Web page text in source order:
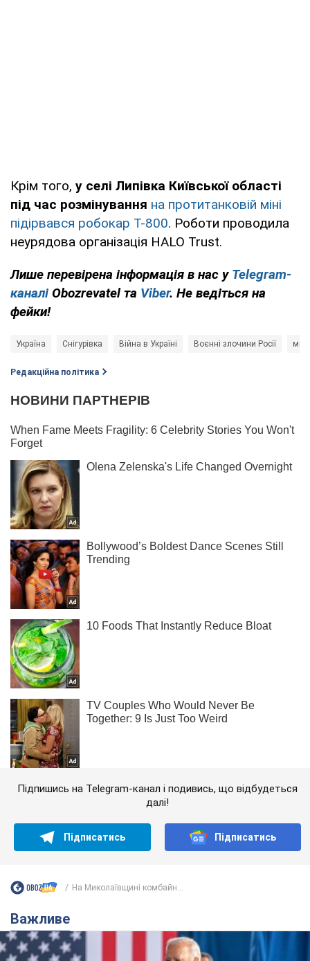
Крім того, у селі Липівка Київської області
під час розмінування на протитанковій міні
підірвався робокар Т-800. Роботи проводила
неурядова організація HALO Trust.
Лише перевірена інформація в нас у Telegram-
каналі Obozrevatel та Viber. Не ведіться на
фейки!
Україна Снігурівка Війна в Україні Воєнні злочини Росії
Редакційна політика
Підпишись на Telegram-канал і подивись, що відбудеться
далі!
Підписатись Підписатись
На Миколаївщині комбайн...
Важливе